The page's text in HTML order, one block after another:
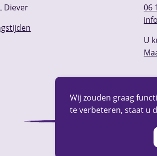
Wij zouden graag
te verbeteren, staat u
Diever
06
U